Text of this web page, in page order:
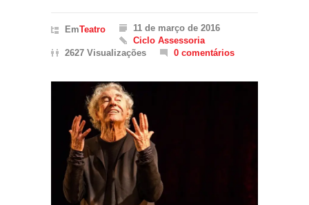
EmTeatro
11 de março de 2016
Ciclo Assessoria
2627 Visualizações
0 comentários